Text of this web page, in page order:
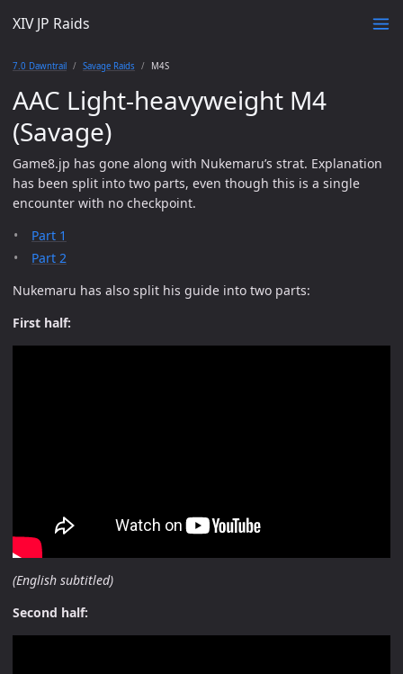
XIV JP Raids
7.0 Dawntrail Savage Raids M4S
AAC Light-heavyweight M4
(Savage)
Game8.jp has gone along with Nukemaru’s strat. Explanation
has been split into two parts, even though this is a single
encounter with no checkpoint.
Part 1
Part 2
Nukemaru has also split his guide into two parts:
First half:
(English subtitled)
Second half: